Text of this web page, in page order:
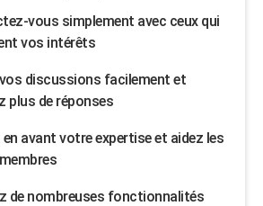
vous simplement avec ceux qui
vos intérêts
discussions facilement et
plus de réponses
avant votre expertise et aidez les
de nombreuses fonctionnalités